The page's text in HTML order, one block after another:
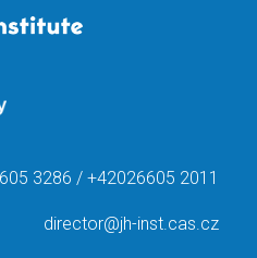
3286 / +42026605 2011
director@jh-inst.cas.cz